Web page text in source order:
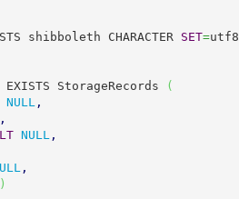
shibboleth CHARACTER SET=utf8
StorageRecords
(
NULL,
NULL,
,
)